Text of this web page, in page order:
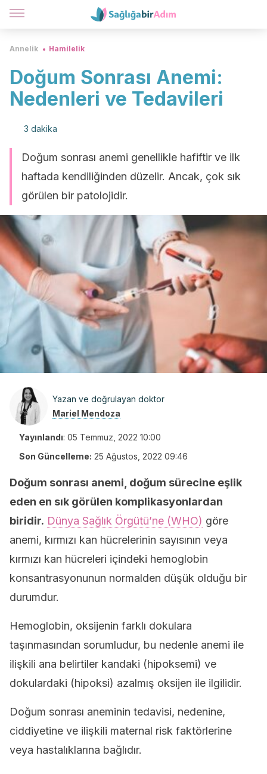
Annelik Hamilelik
Doğum Sonrası Anemi:
Nedenleri ve Tedavileri
3 dakika
Doğum sonrası anemi genellikle hafiftir ve ilk
haftada kendiliğinden düzelir. Ancak, çok sık
görülen bir patolojidir.
Yazan ve doğrulayan doktor
Mariel Mendoza
Yayınlandı: 05 Temmuz, 2022 10:00
Son Güncelleme: 25 Ağustos, 2022 09:46
Doğum sonrası anemi , doğum sürecine eşlik
eden en sık görülen komplikasyonlardan
biridir. Dünya Sağlık Örgütü’ne (WHO) göre
anemi, kırmızı kan hücrelerinin sayısının veya
kırmızı kan hücreleri içindeki hemoglobin
konsantrasyonunun normalden düşük olduğu bir
durumdur.
Hemoglobin, oksijenin farklı dokulara
taşınmasından sorumludur, bu nedenle anemi ile
ilişkili ana belirtiler kandaki (hipoksemi) ve
dokulardaki (hipoksi) azalmış oksijen ile ilgilidir.
Doğum sonrası aneminin tedavisi, nedenine,
ciddiyetine ve ilişkili maternal risk faktörlerine
veya hastalıklarına bağlıdır.